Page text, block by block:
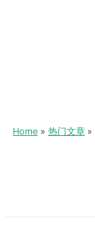
Home 热门文章